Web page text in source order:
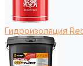
Гидроизоляция